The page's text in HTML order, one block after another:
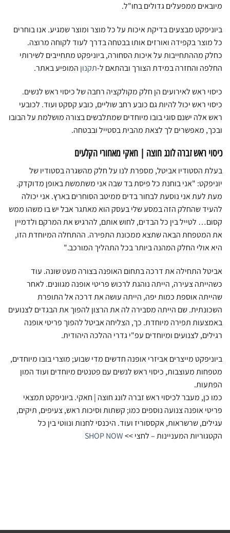
מיובאים ממפעלים גדולים בחו"ל.
ביוניפקט מבצעים בדיקת איכות על כל מוצר ומוצר שמגיע. אנו בוחרים
כל מוצר בקפידה ואורזים אותו בבטחה בדרך לעוד לקוחה מרוצה.
כחלק מההתחייבות על איכות הסחורה, ביוניפקט מתחייבים לשירותי
החלפה והחזרה במידת הצורך ובהתאם ל-תקנון המופיע באתר.
כיסוי ראש לאירועים הן חלק מקולקציה רחבה של כיסוי ראש לנשים.
כיסוי ראש יכול להיות גם כובע רחב שוליים, כובע קסקט ועוד. לכובעי
ראש אלה ישנם סוגי בובו מיוחדים שמתלבשים בצורה מושלמת על הבובו
ובכך, מאפשרים לך לצאת מהבית בסטייל ובבטחה.
כיסוי ראש זברה לונג חוצה | חאקי מאחורי הקלעים
בעלת הסטודיו אביטל, מספרת לנו על חלק מהשגרה בסטודיו של
יוניפקט: "אני בוחנת כל פיסת בד שבה אני משתמשת באופן מדוקדק.
מעת לעת אני נוסעת לבחור בדים ממיטב הסוחרים בארץ. אני יכולה
להעיד שהחלק הזה במסע שלי בעסק הוא מאתגר אבל יש בו משהו ממש
קסום… לטייל בין כל הבדים, לחוש אותם, להרגיש את המרקם ולדמיין
את המטפחת הבאה שתצא ממכונת התפירה. ההתחלה המיוחדת הזו,
היא אולי החלק המהנה ביותר בכל התהליך המורכב."
אביטל התחילה את דרכה בתחום האופנה בצורה מעט שונה. עוד
כשהייתה צעירה, הייתה נוהגת לרכוש פריטי אופנה מגוונים. לאחר
שהייתה אוספת כמות יפה, הייתה עושה את דרכה אל התופרת
השכונתית. שם הייתה מסבירה לה את הרצון להפוך את הבגדים לצנועים
באמצעות תפירה מיוחדת. כך, הצליחה אביטל להפוך פריטי אופנה
רגילים, לצנועים ומיוחדים עפ"י גדרי ההלכה היהודית.
ביוניפקט מייצרים אביזרי אופנה חדשים מדי שבוע; מוצרי בובו מיוחדים,
מטפחות מעוצבות, כיסוי ראש לנשים עם פטנטים מיוחדים ועוד המון
הפתעות.
כמו כן, מעבר לכיסוי ראש זברה לונג חוצה | חאקי. ביוניפקט תמצאי
פריטי אופנה צנועה נוספים כמו; קשתות וסיכות ראש, צעיפים, תיקים,
עגילים, שרשראות, אקססוריז ועוד. היכנסי לחנות ונווטי בין כל
הקטגוריות המעניינות – לחצי >>